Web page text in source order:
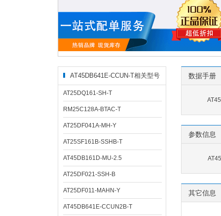
AT45DB641E-CCUN-T相关型号
AT25DQ161-SH-T
RM25C128A-BTAC-T
AT25DF041A-MH-Y
AT25SF161B-SSHB-T
AT45DB161D-MU-2.5
AT25DF021-SSH-B
AT25DF011-MAHN-Y
AT45DB641E-CCUN2B-T
数据手册
参数信息
其它信息